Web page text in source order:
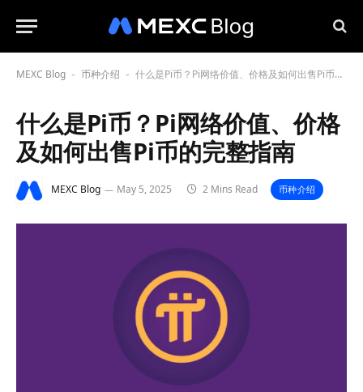
MEXC Blog - 币种介绍 - 什么是Pi币？Pi网络价值、价格及如何出售Pi币的完整指南
什么是Pi币？Pi网络价值、价格
及如何出售Pi币的完整指南
MEXC Blog May 5, 2025 2 Mins Read 币种介绍